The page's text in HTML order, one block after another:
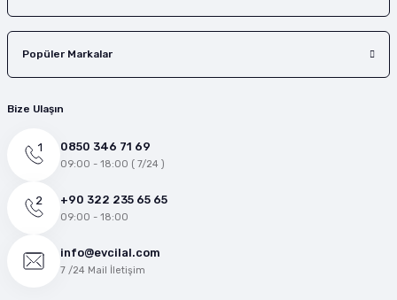
Popüler Markalar
Bize Ulaşın
0850 346 71 69
09:00 - 18:00 ( 7/24 )
+90 322 235 65 65
09:00 - 18:00
info@evcilal.com
7 /24 Mail İletişim